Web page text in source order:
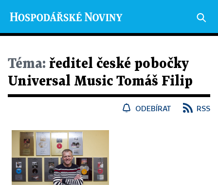
Téma: ředitel české pobočky
Universal Music Tomáš Filip
ODEBÍRAT RSS